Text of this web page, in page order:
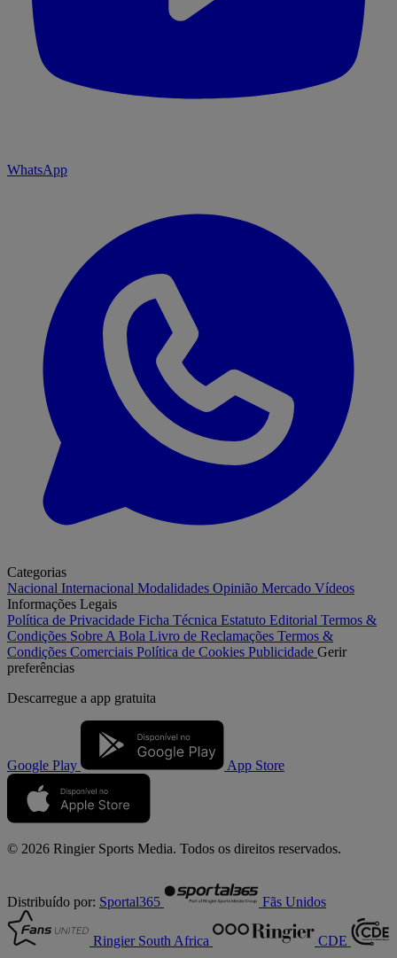
WhatsApp
Categorias
Nacional Internacional Modalidades Opinião Mercado Vídeos
Informações Legais
Política de Privacidade Ficha Técnica Estatuto Editorial Termos &
Condições Sobre A Bola Livro de Reclamações Termos &
Condições Comerciais Política de Cookies Publicidade Gerir
preferências
Descarregue a app gratuita
Google Play App Store
© 2026 Ringier Sports Media. Todos os direitos reservados.
Distribuído por: Sportal365 Fãs Unidos
Ringier South Africa CDE